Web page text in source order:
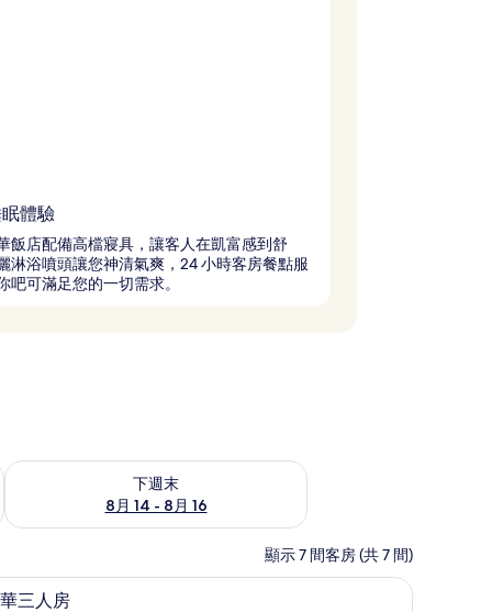
體驗
飯店配備高檔寢具，讓客人在凱富感到舒
淋浴噴頭讓您神清氣爽，24 小時客房餐點服
吧可滿足您的一切需求。
下週末
8月 14 - 8月 16
查看下週末 (8月 14 - 8月 16) 的供應情況
顯示 7 間客房 (共 7 間)
豪華三人房 | 高級寢具、迷你吧、客房內保險
5 三人房